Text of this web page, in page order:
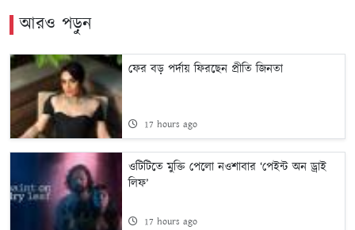
আরও পড়ুন
ফের বড় পর্দায় ফিরছেন প্রীতি জিনতা
17 hours ago
ওটিটিতে মুক্তি পেলো নওশাবার ‘পেইন্ট অন ড্রাই
লিফ’
17 hours ago